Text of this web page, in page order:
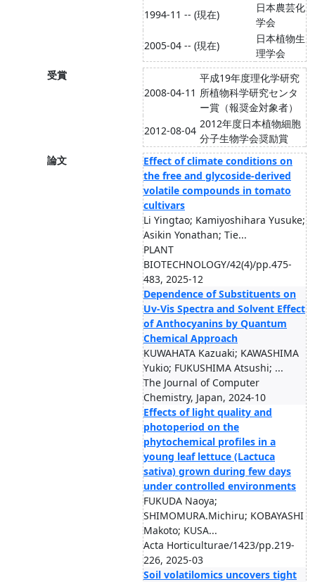
1994-11 -- (現在)
日本農芸化
学会
2005-04 -- (現在)
日本植物生
理学会
受賞
2008-04-11
平成19年度理化学研究
所植物科学研究センタ
ー賞（報奨金対象者）
2012-08-04
2012年度日本植物細胞
分子生物学会奨励賞
論文
Effect of climate conditions on
the free and glycoside-derived
volatile compounds in tomato
cultivars
Li Yingtao; Kamiyoshihara Yusuke;
Asikin Yonathan; Tie...
PLANT
BIOTECHNOLOGY/42(4)/pp.475-
483, 2025-12
Dependence of Substituents on
Uv-Vis Spectra and Solvent Effect
of Anthocyanins by Quantum
Chemical Approach
KUWAHATA Kazuaki; KAWASHIMA
Yukio; FUKUSHIMA Atsushi; ...
The Journal of Computer
Chemistry, Japan, 2024-10
Effects of light quality and
photoperiod on the
phytochemical profiles in a
young leaf lettuce (Lactuca
sativa) grown during few days
under controlled environments
FUKUDA Naoya;
SHIMOMURA.Michiru; KOBAYASHI
Makoto; KUSA...
Acta Horticulturae/1423/pp.219-
226, 2025-03
Soil volatilomics uncovers tight